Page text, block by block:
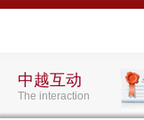
中越互动
The interaction